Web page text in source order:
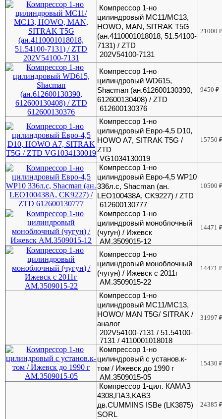
Компрессор 1-но
цилиндровый MC11/МС13,
HOWO, MAN, SITRAK T5G
(ан.4110001018018, 51.54100-
7131) / ZTD
202V54100-7131
21000
Компрессор 1-но
цилиндровый WD615,
Shacman (ан.612600130390,
612600130408) / ZTD
612600130376
9450₽
Компрессор 1-но
цилиндровый Евро-4,5 D10,
HOWO A7, SITRAK T5G /
ZTD
VG1034130019
15750
Компрессор 1-но
цилиндровый Евро-4,5 WP10
336л.с, Shacman (ан.
LEO100438A, CK9227) / ZTD
612600130777
10500
Компрессор 1-но
цилиндровый моноблочный
(чугун) / Ижевск
АМ.3509015-12
14471
Компрессор 1-но
цилиндровый моноблочный
(чугун) / Ижевск c 2011г
АМ.3509015-22
14471
Компрессор 1-но
цилиндровый МС11/МС13,
HOWO/ MAN T5G/ SITRAK /
аналог
202V54100-7131 / 51.54100-
7131 / 4110001018018
31997
Компрессор 1-но
цилиндровый с установ.к-
том / Ижевск до 1990 г
АМ.3509015-05
15430
Компрессор 1-цил. КАМАЗ
4308,ПАЗ,КАВЗ
дв.CUMMINS ISBe (LK3875)
SORL
24385